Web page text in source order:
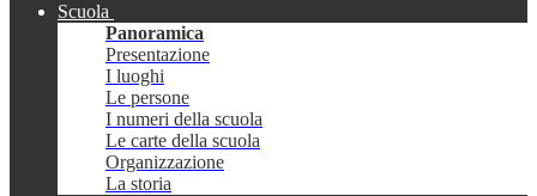
Scuola
Panoramica
Presentazione
I luoghi
Le persone
I numeri della scuola
Le carte della scuola
Organizzazione
La storia